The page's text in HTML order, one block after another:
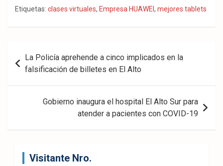
Fac
eb
Twit
ter
Wha
tsA
Etiquetas: clases virtuales, Empresa HUAWEI , mejores tablets
Navegación
de
entradas
La Policía aprehende a cinco implicados en la
falsificación de billetes en El Alto
Gobierno inaugura el hospital El Alto Sur para
atender a pacientes con COVID-19
Visitante Nro.